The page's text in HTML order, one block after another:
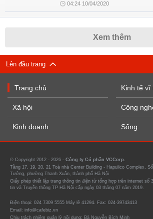
04:24 10/04/2020
Xem thêm
Lên đầu trang
Trang chủ
Xã hội
Kinh doanh
Kinh tế vĩ
Công
Sống
© Copyright 2012 - 2026 - Công ty Cổ phần VCCorp.
Tầng 17, 19, 20, 21 Toà nhà Center Building - Hapulico Complex,
Tưởng, phường Thanh Xuân, thành phố Hà Nội
Giấy phép thiết lập trang thông tin điện tử tổng hợp trên internet số
tin và Truyền thông TP Hà Nội cấp ngày 03 tháng 07 năm 2019.
Điện thoại: 024 7309 5555 Máy lẻ 41294. Fax: 024-39743413
Email: info@cafebiz.vn
Chịu trách nhiệm quản lý nội dung: Bà Nguyễn Bích Minh